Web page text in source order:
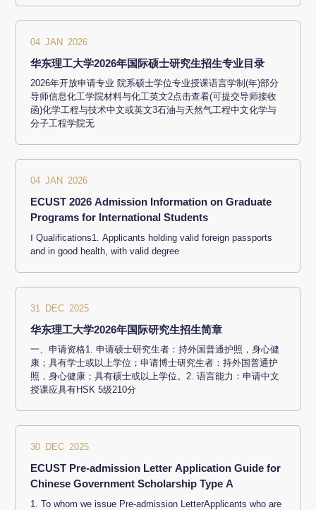
04 JAN 2026
华东理工大学2026年国际硕士研究生招生专业目录
2026年开放申请专业 院系硕士学位专业授课语言学制(年)部分
导师信息化工学院材料与化工英文2点击查看(可提交导师接收
函)化学工程与技术中文或英文3石油与天然气工程中文化学与
分子工程学院无
04 JAN 2026
ECUST 2026 Admission Information on Graduate
Programs for International Students
Ⅰ Qualifications1. Applicants holding valid foreign passports
and in good health, with valid degree
31 DEC 2025
华东理工大学2026年国际研究生招生简章
一、申请资格1. 申请硕士研究生者：持外国普通护照，身心健
康；具有学士或以上学位；申请博士研究生者：持外国普通护
照，身心健康；具有硕士或以上学位。2. 语言能力：申请中文
授课应具有HSK 5级210分
30 DEC 2025
ECUST Pre-admission Letter Application Guide for
Chinese Government Scholarship Type A
1. To whom we issue Pre-admission LetterApplicants who are